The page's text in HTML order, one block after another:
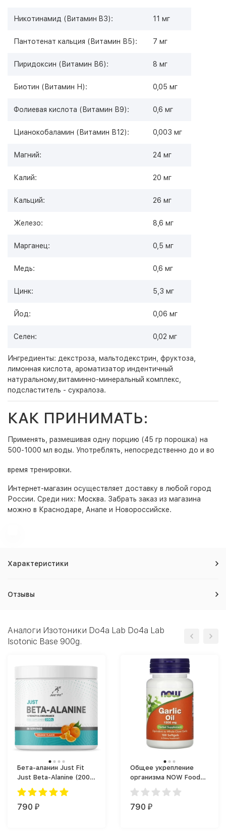
Никотинамид (Витамин B3): 11 мг
Пантотенат кальция (Витамин В5): 7 мг
Пиридоксин (Витамин В6): 8 мг
Биотин (Витамин Н): 0,05 мг
Фолиевая кислота (Витамин В9): 0,6 мг
Цианокобаламин (Витамин В12): 0,003 мг
Магний: 24 мг
Калий: 20 мг
Кальций: 26 мг
Железо: 8,6 мг
Марганец: 0,5 мг
Медь: 0,6 мг
Цинк: 5,3 мг
Йод: 0,06 мг
Селен: 0,02 мг
Ингредиенты: декстроза, мальтодекстрин, фруктоза,
лимонная кислота, ароматизатор индентичный
натуральному,витаминно-минеральный комплекс,
подсластитель - сукралоза.
КАК ПРИНИМАТЬ:
Применять, размешивая одну порцию (45 гр порошка) на
500-1000 мл воды. Употреблять, непосредственно до и во
время тренировки.
Интернет-магазин осуществляет доставку в любой город
России. Среди них: Москва. Забрать заказ из магазина
можно в Краснодаре, Анапе и Новороссийске.
Характеристики
Отзывы
Аналоги Изотоники Do4a Lab Do4a Lab
Isotonic Base 900g.
Бета-аланин Just Fit
Just Beta-Alanine (200
г)
790 ₽
Общее укрепление
организма NOW Foods
Garlic Oil (100)
790 ₽